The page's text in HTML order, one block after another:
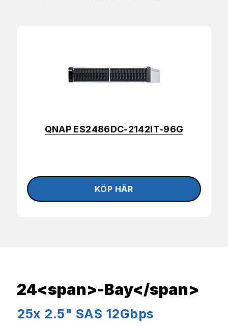
QNAP ES2486DC-2142IT-96G
24<span>-Bay</span>
25x 2.5" SAS 12Gbps